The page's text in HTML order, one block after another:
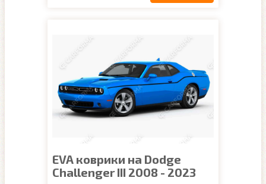
EVA коврики на Dodge
Challenger III 2008 - 2023